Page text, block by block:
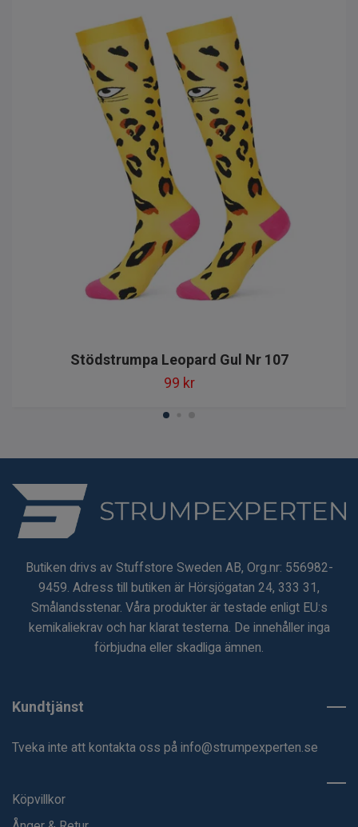
Stödstrumpa Leopard Gul Nr 107
99 kr
Butiken drivs av Stuffstore Sweden AB, Org.nr: 556982-
9459. Adress till butiken är Hörsjögatan 24, 333 31,
Smålandsstenar. Våra produkter är testade enligt EU:s
kemikaliekrav och har klarat testerna. De innehåller inga
förbjudna eller skadliga ämnen.
Kundtjänst
Tveka inte att kontakta oss på info@strumpexperten.se
Köpvillkor